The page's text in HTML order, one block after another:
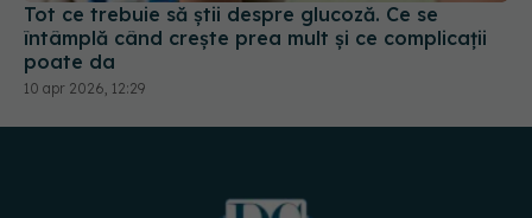
Tot ce trebuie să știi despre glucoză. Ce se
întâmplă când crește prea mult și ce complicații
poate da
10 apr 2026, 12:29